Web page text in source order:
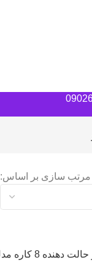
مرتب سازی بر اساس: